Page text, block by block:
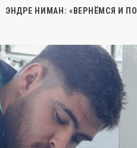
ЭНДРЕ НИМАН: «ВЕРНЁМСЯ И